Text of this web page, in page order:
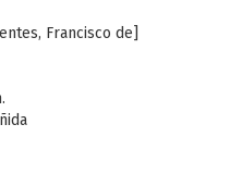
Francisco de]